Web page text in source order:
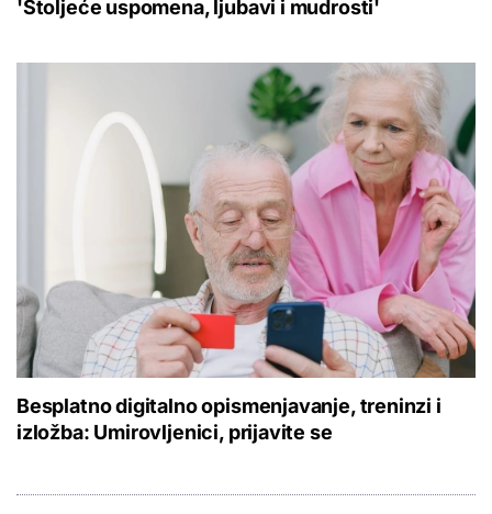
'Stoljeće uspomena, ljubavi i mudrosti'
Besplatno digitalno opismenjavanje, treninzi i
izložba: Umirovljenici, prijavite se